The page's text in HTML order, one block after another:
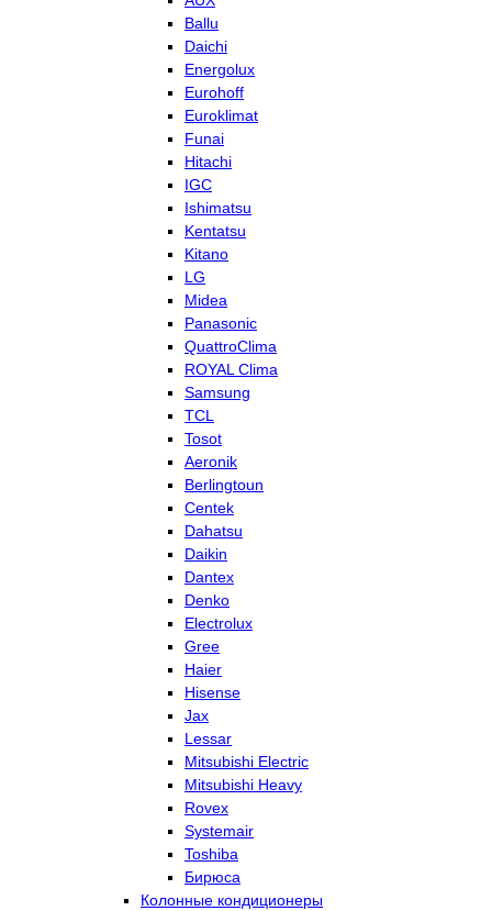
Ballu
Daichi
Energolux
Eurohoff
Euroklimat
Funai
Hitachi
IGC
Ishimatsu
Kentatsu
Kitano
LG
Midea
Panasonic
QuattroClima
ROYAL Clima
Samsung
TCL
Tosot
Aeronik
Berlingtoun
Centek
Dahatsu
Daikin
Dantex
Denko
Electrolux
Gree
Haier
Hisense
Jax
Lessar
Mitsubishi Electric
Mitsubishi Heavy
Rovex
Systemair
Toshiba
Бирюса
Колонные кондиционеры